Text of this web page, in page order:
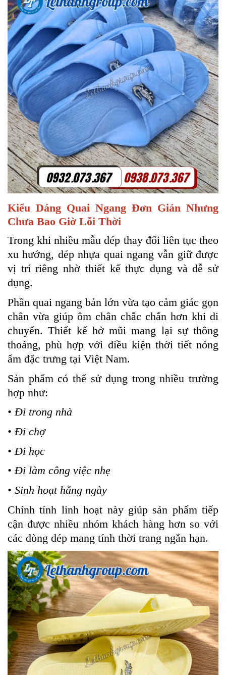
Kiểu Dáng Quai Ngang Đơn Giản Nhưng
Chưa Bao Giờ Lỗi Thời
Trong khi nhiều mẫu dép thay đổi liên tục theo
xu hướng, dép nhựa quai ngang vẫn giữ được
vị trí riêng nhờ thiết kế thực dụng và dễ sử
dụng.
Phần quai ngang bản lớn vừa tạo cảm giác gọn
chân vừa giúp ôm chân chắc chắn hơn khi di
chuyển. Thiết kế hở mũi mang lại sự thông
thoáng, phù hợp với điều kiện thời tiết nóng
ẩm đặc trưng tại Việt Nam.
Sản phẩm có thể sử dụng trong nhiều trường
hợp như:
• Đi trong nhà
• Đi chợ
• Đi học
• Đi làm công việc nhẹ
• Sinh hoạt hằng ngày
Chính tính linh hoạt này giúp sản phẩm tiếp
cận được nhiều nhóm khách hàng hơn so với
các dòng dép mang tính thời trang ngắn hạn.